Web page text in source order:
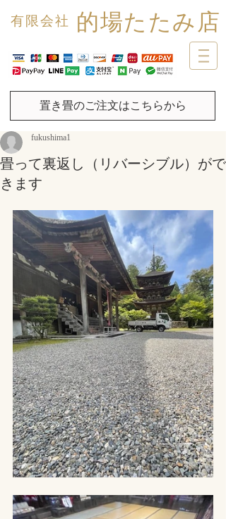
的場たたみ店
有限会社
置き畳のご注文はこちらから
畳って裏返し（リバーシブル）がで
きます
fukushima1